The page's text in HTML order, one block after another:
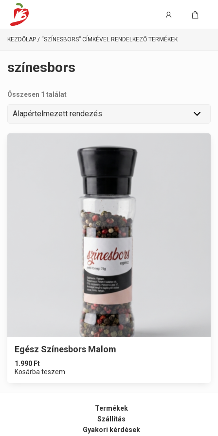
KEZDŐLAP / “SZÍNESBORS” CÍMKÉVEL RENDELKEZŐ TERMÉKEK
színesbors
Összesen 1 találat
Egész Színesbors Malom
1.990 Ft
Kosárba teszem
Termékek
Szállítás
Gyakori kérdések